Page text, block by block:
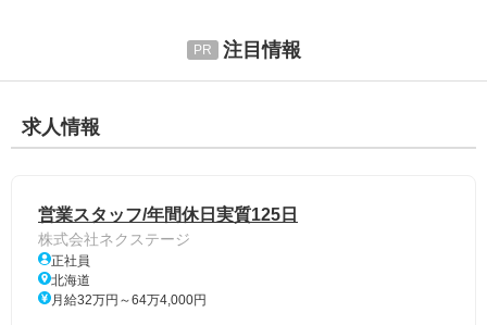
注目情報
求人情報
営業スタッフ/年間休日実質125日
株式会社ネクステージ
正社員
北海道
月給32万円～64万4,000円